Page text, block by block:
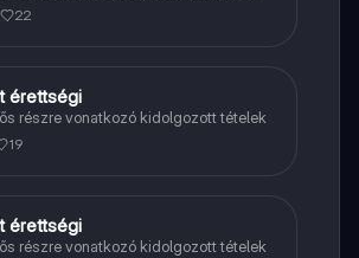
22
érettségi
részre vonatkozó kidolgozott tételek
19
érettségi
részre vonatkozó kidolgozott tételek